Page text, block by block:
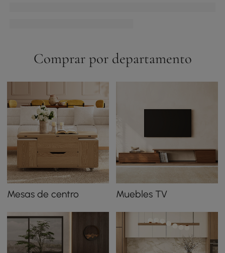
Comprar por departamento
Mesas de centro Muebles TV